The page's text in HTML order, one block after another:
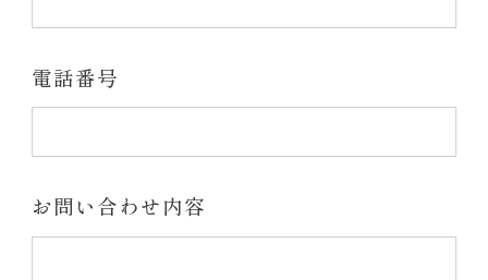
ONLINE STORE
お知らせ
旅する包丁
電話番号
お問い合わせ内容